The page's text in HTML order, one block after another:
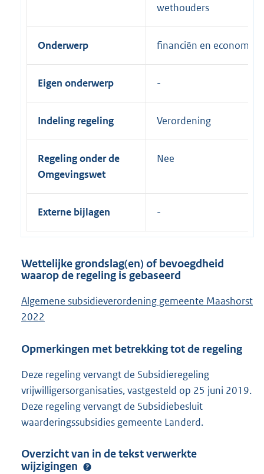
wethouders
Onderwerp financiën en economie
Eigen onderwerp
Indeling regeling Verordening
Regeling onder de
Omgevingswet
Nee
Externe bijlagen
Wettelijke grondslag(en) of bevoegdheid
waarop de regeling is gebaseerd
Algemene subsidieverordening gemeente Maashorst
2022
Opmerkingen met betrekking tot de regeling
Deze regeling vervangt de Subsidieregeling
vrijwilligersorganisaties, vastgesteld op 25 juni 2019.
Deze regeling vervangt de Subsidiebesluit
waarderingssubsidies gemeente Landerd.
Overzicht van in de tekst verwerkte
wijzigingen